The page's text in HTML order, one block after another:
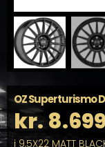
OZ Superturismo
kr.
i 9,5X22 MATT